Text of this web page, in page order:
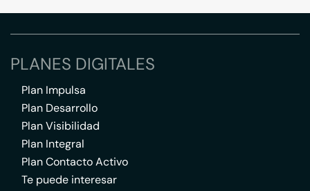
PLANES DIGITALES
Plan Impulsa
Plan Desarrollo
Plan Visibilidad
Plan Integral
Plan Contacto Activo
Te puede interesar